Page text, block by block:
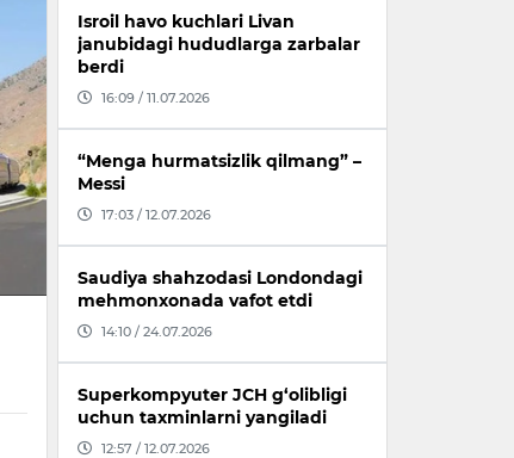
Isroil havo kuchlari Livan
janubidagi hududlarga zarbalar
berdi
16:09 / 11.07.2026
“Menga hurmatsizlik qilmang” –
Messi
17:03 / 12.07.2026
Saudiya shahzodasi Londondagi
mehmonxonada vafot etdi
14:10 / 24.07.2026
Superkompyuter JCH g‘olibligi
uchun taxminlarni yangiladi
12:57 / 12.07.2026